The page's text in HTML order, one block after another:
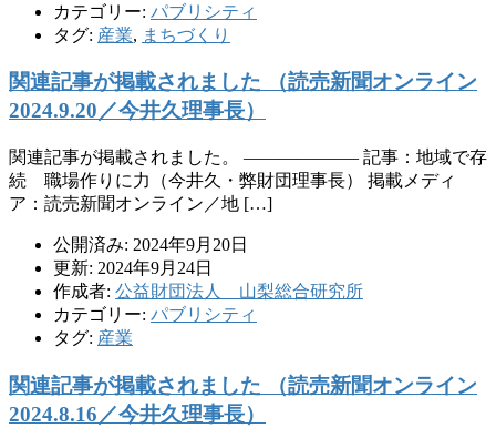
カテゴリー: パブリシティ
タグ: 産業, まちづくり
関連記事が掲載されました （読売新聞オンライン
2024.9.20／今井久理事長）
関連記事が掲載されました。 ——————– 記事：地域で存
続 職場作りに力（今井久・弊財団理事長） 掲載メディ
ア：読売新聞オンライン／地 […]
公開済み: 2024年9月20日
更新: 2024年9月24日
作成者: 公益財団法人 山梨総合研究所
カテゴリー: パブリシティ
タグ: 産業
関連記事が掲載されました （読売新聞オンライン
2024.8.16／今井久理事長）